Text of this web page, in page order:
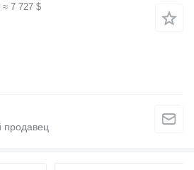
≈ 7 727 $